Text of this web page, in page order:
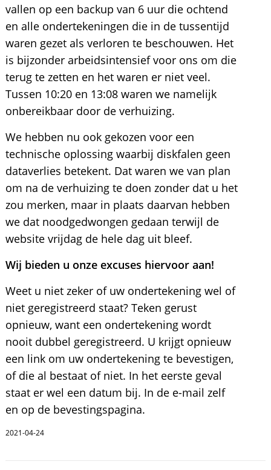
vallen op een backup van 6 uur die ochtend
en alle ondertekeningen die in de tussentijd
waren gezet als verloren te beschouwen. Het
is bijzonder arbeidsintensief voor ons om die
terug te zetten en het waren er niet veel.
Tussen 10:20 en 13:08 waren we namelijk
onbereikbaar door de verhuizing.
We hebben nu ook gekozen voor een
technische oplossing waarbij diskfalen geen
dataverlies betekent. Dat waren we van plan
om na de verhuizing te doen zonder dat u het
zou merken, maar in plaats daarvan hebben
we dat noodgedwongen gedaan terwijl de
website vrijdag de hele dag uit bleef.
Wij bieden u onze excuses hiervoor aan!
Weet u niet zeker of uw ondertekening wel of
niet geregistreerd staat? Teken gerust
opnieuw, want een ondertekening wordt
nooit dubbel geregistreerd. U krijgt opnieuw
een link om uw ondertekening te bevestigen,
of die al bestaat of niet. In het eerste geval
staat er wel een datum bij. In de e-mail zelf
en op de bevestingspagina.
2021-04-24